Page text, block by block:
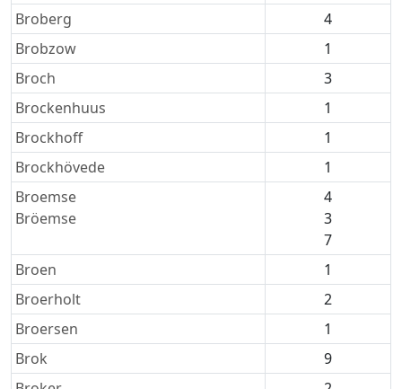
Broberg
4
Brobzow
1
Broch
3
Brockenhuus
1
Brockhoff
1
Brockhövede
1
Broemse
Bröemse
4
3
7
Broen
1
Broerholt
2
Broersen
1
Brok
9